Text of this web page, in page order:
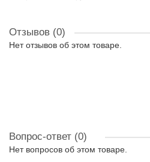
Отзывов (0)
Нет отзывов об этом товаре.
Вопрос-ответ (0)
Нет вопросов об этом товаре.